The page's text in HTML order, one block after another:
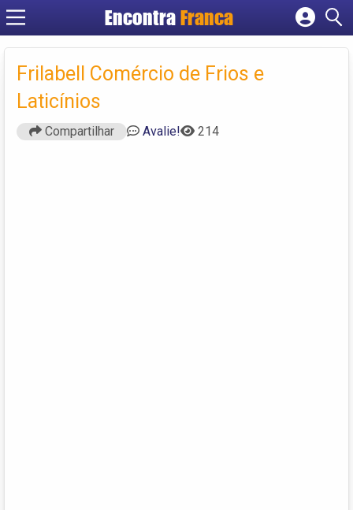
Encontra Franca
Cadastrar empresa
Criar conta
Frilabell Comércio de Frios e
Laticínios
Compartilhar Avalie! 214